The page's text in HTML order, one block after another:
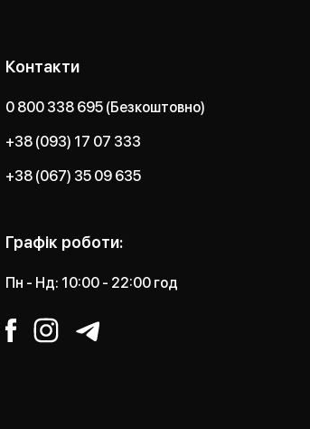
Контакти
0 800 338 695 (Безкоштовно)
+38 (093) 17 07 333
+38 (067) 35 09 635
Графік роботи:
Пн - Нд: 10:00 - 22:00 год